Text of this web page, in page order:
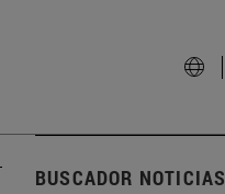
BUSCADOR NOTICIAS